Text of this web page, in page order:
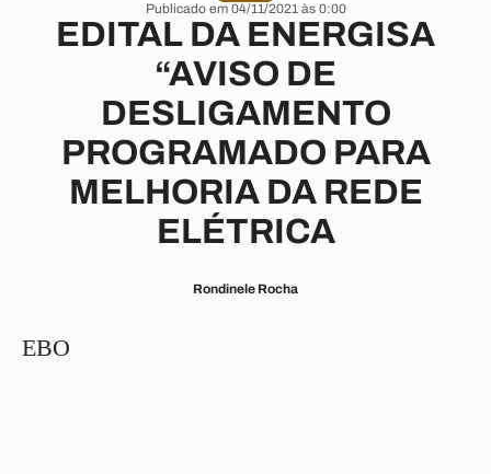
Publicado em 04/11/2021 às 0:00
EDITAL DA ENERGISA
“AVISO DE
DESLIGAMENTO
PROGRAMADO PARA
MELHORIA DA REDE
ELÉTRICA
Rondinele Rocha
EBO